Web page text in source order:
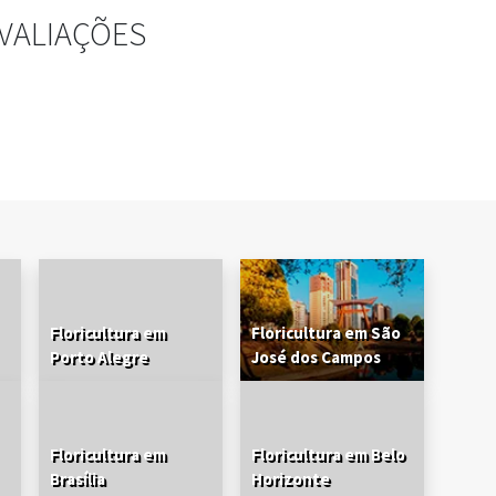
Floricultura em
Porto Alegre
Floricultura em São
José dos Campos
Floricultura em
Brasília
Floricultura em Belo
Horizonte